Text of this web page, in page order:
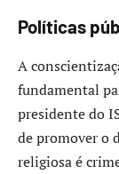
Políticas
A
fundamental
presidente do
de promover o
religiosa é